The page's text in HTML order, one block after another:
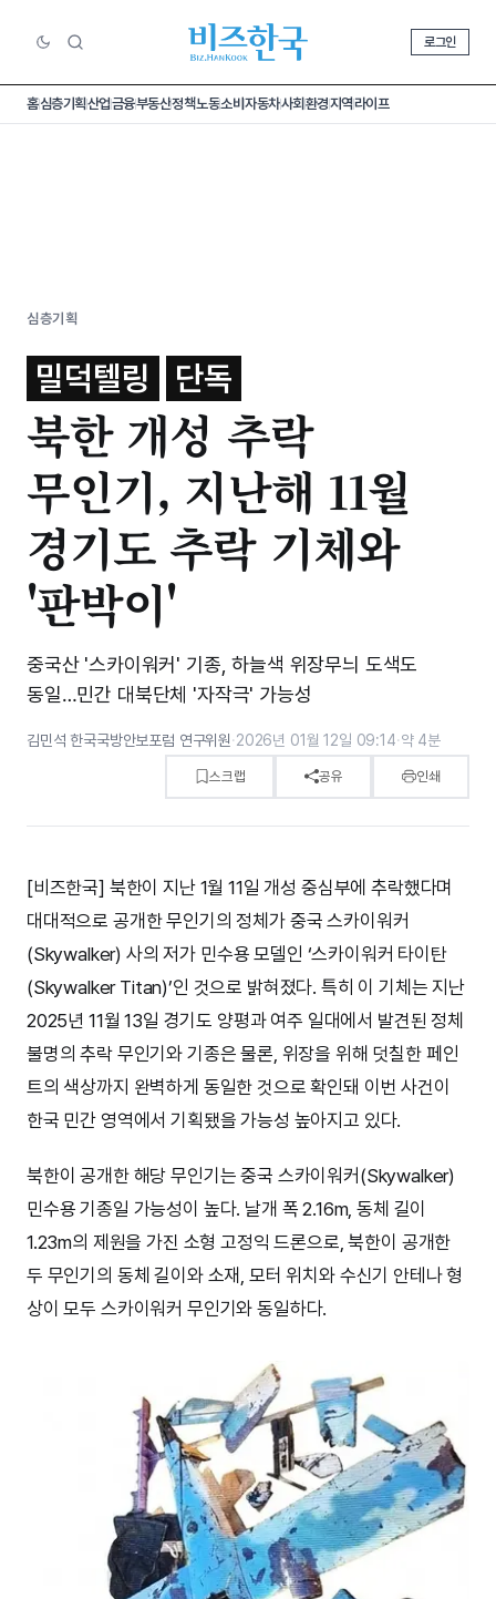
로그인
홈심층기획산업금융부동산정책노동소비 자동차사회환경지역라이프
심층기획
밀덕텔링 단독
북한 개성 추락
무인기, 지난해 11월
경기도 추락 기체와
'판박이'
중국산 '스카이워커' 기종, 하늘색 위장무늬 도색도
동일…민간 대북단체 '자작극' 가능성
김민석 한국국방안보포럼 연구위원·2026년 01월 12일 09:14·약 4분
스크랩 공유 인쇄
[비즈한국] 북한이 지난 1월 11일 개성 중심부에 추락했다며
대대적으로 공개한 무인기의 정체가 중국 스카이워커
(Skywalker) 사의 저가 민수용 모델인 ‘스카이워커 타이탄
(Skywalker Titan)’인 것으로 밝혀졌다. 특히 이 기체는 지난
2025년 11월 13일 경기도 양평과 여주 일대에서 발견된 정체
불명의 추락 무인기와 기종은 물론, 위장을 위해 덧칠한 페인
트의 색상까지 완벽하게 동일한 것으로 확인돼 이번 사건이
한국 민간 영역에서 기획됐을 가능성 높아지고 있다.
북한이 공개한 해당 무인기는 중국 스카이워커(Skywalker)
민수용 기종일 가능성이 높다. 날개 폭 2.16m, 동체 길이
1.23m의 제원을 가진 소형 고정익 드론으로, 북한이 공개한
두 무인기의 동체 길이와 소재, 모터 위치와 수신기 안테나 형
상이 모두 스카이워커 무인기와 동일하다.